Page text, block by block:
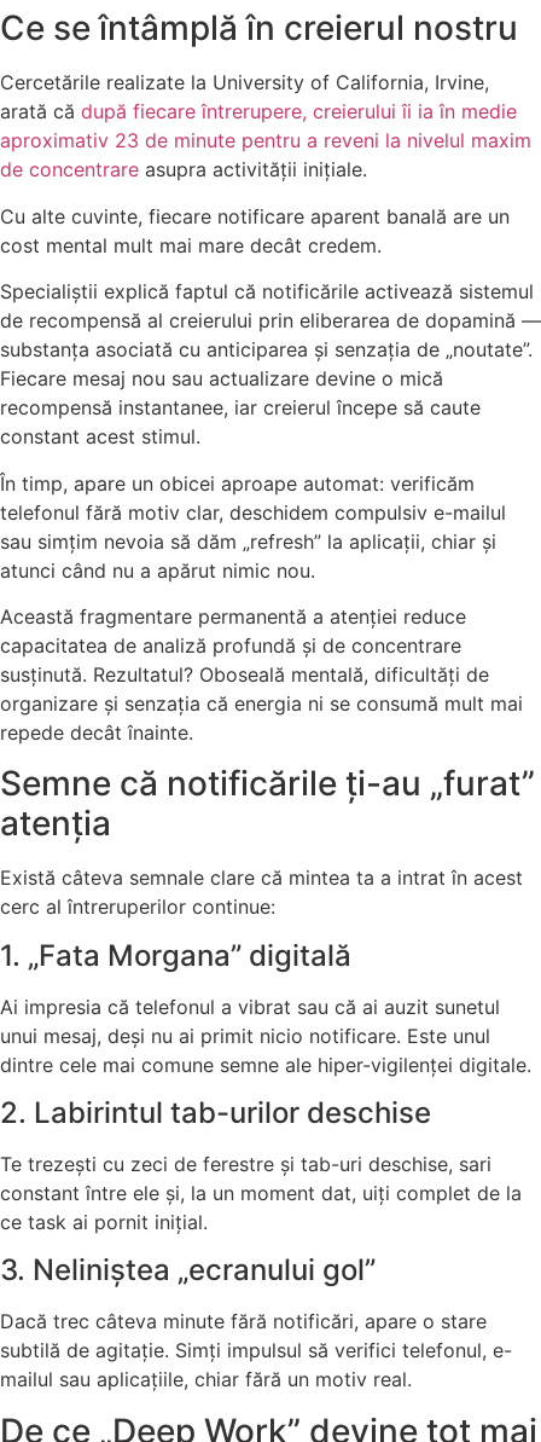
Ce se întâmplă în creierul nostru
Cercetările realizate la University of California, Irvine,
arată că după fiecare întrerupere, creierului îi ia în medie
aproximativ 23 de minute pentru a reveni la nivelul maxim
de concentrare asupra activității inițiale.
Cu alte cuvinte, fiecare notificare aparent banală are un
cost mental mult mai mare decât credem.
Specialiștii explică faptul că notificările activează sistemul
de recompensă al creierului prin eliberarea de dopamină —
substanța asociată cu anticiparea și senzația de „noutate”.
Fiecare mesaj nou sau actualizare devine o mică
recompensă instantanee, iar creierul începe să caute
constant acest stimul.
În timp, apare un obicei aproape automat: verificăm
telefonul fără motiv clar, deschidem compulsiv e-mailul
sau simțim nevoia să dăm „refresh” la aplicații, chiar și
atunci când nu a apărut nimic nou.
Această fragmentare permanentă a atenției reduce
capacitatea de analiză profundă și de concentrare
susținută. Rezultatul? Oboseală mentală, dificultăți de
organizare și senzația că energia ni se consumă mult mai
repede decât înainte.
Semne că notificările ți-au „furat”
atenția
Există câteva semnale clare că mintea ta a intrat în acest
cerc al întreruperilor continue:
1. „Fata Morgana” digitală
Ai impresia că telefonul a vibrat sau că ai auzit sunetul
unui mesaj, deși nu ai primit nicio notificare. Este unul
dintre cele mai comune semne ale hiper-vigilenței digitale.
2. Labirintul tab-urilor deschise
Te trezești cu zeci de ferestre și tab-uri deschise, sari
constant între ele și, la un moment dat, uiți complet de la
ce task ai pornit inițial.
3. Neliniștea „ecranului gol”
Dacă trec câteva minute fără notificări, apare o stare
subtilă de agitație. Simți impulsul să verifici telefonul, e-
mailul sau aplicațiile, chiar fără un motiv real.
De ce „Deep Work” devine tot mai